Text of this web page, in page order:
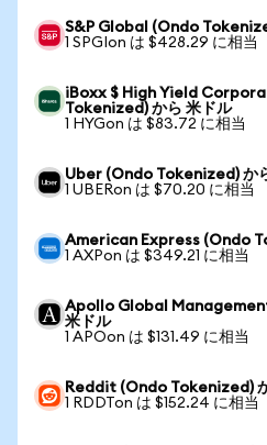
S&P Global (Ondo
1 SPGIon は $428.29 に相当
iBoxx $ High Yield
Tokenized) から 米ドル
1 HYGon は $83.72 に相当
Uber (Ondo Tokenized) か
1 UBERon は $70.20 に相当
American Express (Ondo
1 AXPon は $349.21 に相当
Apollo Global
米ドル
1 APOon は $131.49 に相当
Reddit (Ondo Tokenized)
1 RDDTon は $152.24 に相当